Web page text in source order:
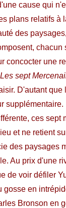
cause qui
plans relatifs à
des
chacun
concocter une
Les sept
D'autant
supplémentaire.
ces sept
et ne retient
des paysages
Au prix d'une
de voir défiler
en
Bronson en